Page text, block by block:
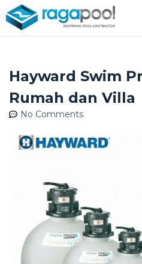
Hayward Swim
Rumah dan Villa
No Comments